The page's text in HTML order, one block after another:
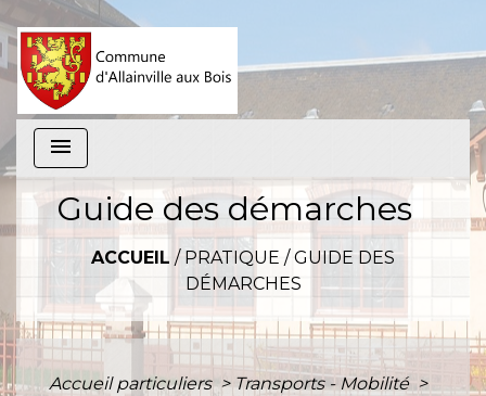
menu
Guide des démarches
ACCUEIL / PRATIQUE /GUIDE DES
DÉMARCHES
Accueil particuliers> Transports - Mobilité >